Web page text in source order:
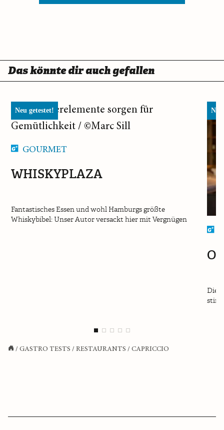
Das könnte dir auch gefallen
Neu getestet!
GOURMET
WHISKYPLAZA
Fantastisches Essen und wohl Hamburgs größte
Whiskybibel: Unser Autor versackt hier mit Vergnügen
Die
/ GASTRO TESTS / RESTAURANTS / CAPRICCIO